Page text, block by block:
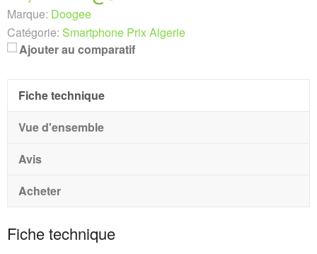
Marque: Doogee
Catégorie: Smartphone Prix Algerie
Ajouter au comparatif
Fiche technique
Vue d'ensemble
Avis
Acheter
Fiche technique